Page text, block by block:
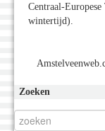
Centraal-
wintertijd).
Zoeken